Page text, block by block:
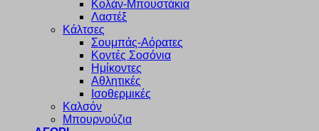
Κολάν-Μπουστάκια
Λαστέξ
Κάλτσες
Σουμπάς-Αόρατες
Κοντές Σοσόνια
Ημίκοντες
Αθλητικές
Ισοθερμικές
Καλσόν
Μπουρνούζια